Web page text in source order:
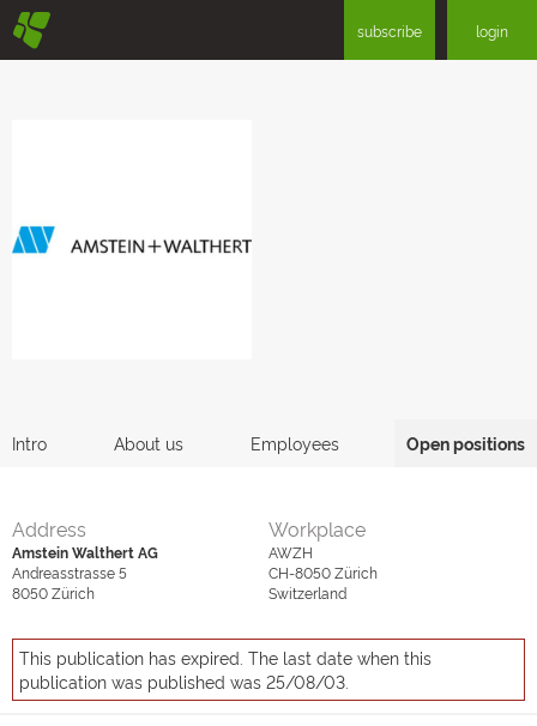
§ subscribe login
Intro About us Employees Open positions
Address
Amstein Walthert AG
Andreasstrasse 5
8050Zürich
Workplace
AWZH
CH-8050Zürich
Switzerland
This publication has expired. The last date when this
publication was published was 25/08/03.